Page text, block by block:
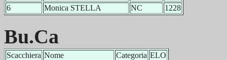
6
Monica STELLA NC 1228
Bu.Ca
Scacchiera Nome Categoria ELO